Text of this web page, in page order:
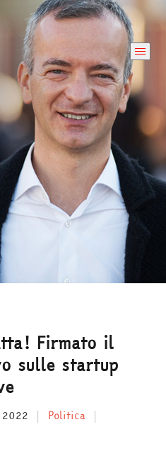
Firmato il
sulle startup
Politica